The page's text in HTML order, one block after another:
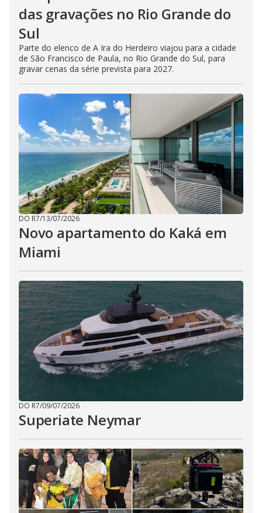
das gravações no Rio Grande do
Sul
Parte do elenco de A Ira do Herdeiro viajou para a cidade
de São Francisco de Paula, no Rio Grande do Sul, para
gravar cenas da série prevista para 2027.
DO R7/13/07/2026
Novo apartamento do Kaká em
Miami
DO R7/09/07/2026
Superiate Neymar